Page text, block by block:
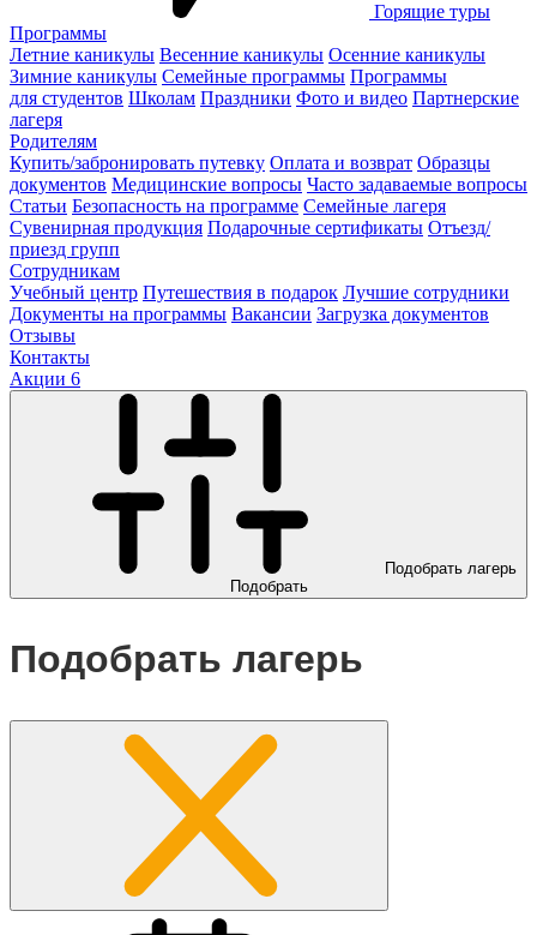
Горящие туры
Программы
Летние каникулы Весенние каникулы Осенние каникулы
Зимние каникулы Семейные программы Программы
для студентов Школам Праздники Фото и видео Партнерские
лагеря
Родителям
Купить/забронировать путевку Оплата и возврат Образцы
документов Медицинские вопросы Часто задаваемые вопросы
Статьи Безопасность на программе Семейные лагеря
Сувенирная продукция Подарочные сертификаты Отъезд/
приезд групп
Сотрудникам
Учебный центр Путешествия в подарок Лучшие сотрудники
Документы на программы Вакансии Загрузка документов
Отзывы
Контакты
Акции 6
Подобрать лагерь
Подобрать
Подобрать лагерь